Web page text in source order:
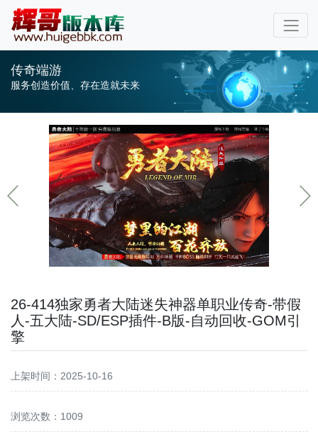
传奇端游
服务创造价值、存在造就未来
26-414独家勇者大陆迷失神器单职业传奇-带假
人-五大陆-SD/ESP插件-B版-自动回收-GOM引
擎
上架时间：2025-10-16
浏览次数：1009